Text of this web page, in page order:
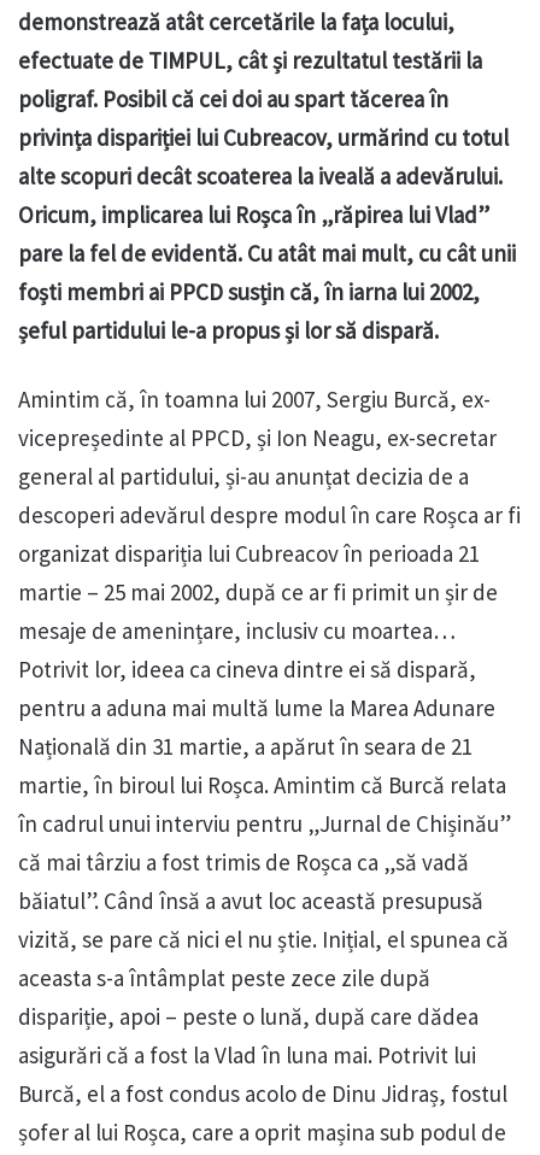
demonstrează atât cercetările la fața locului,
efectuate de TIMPUL, cât și rezultatul testării la
poligraf. Posibil că cei doi au spart tăcerea în
privința dispariției lui Cubreacov, urmărind cu totul
alte scopuri decât scoaterea la iveală a adevărului.
Oricum, implicarea lui Roșca în „răpirea lui Vlad”
pare la fel de evidentă. Cu atât mai mult, cu cât unii
foști membri ai PPCD susțin că, în iarna lui 2002,
șeful partidului le-a propus și lor să dispară.
Amintim că, în toamna lui 2007, Sergiu Burcă, ex-
vicepreședinte al PPCD, și Ion Neagu, ex-secretar
general al partidului, și-au anunțat decizia de a
descoperi adevărul despre modul în care Roșca ar fi
organizat dispariția lui Cubreacov în perioada 21
martie – 25 mai 2002, după ce ar fi primit un șir de
mesaje de amenințare, inclusiv cu moartea…
Potrivit lor, ideea ca cineva dintre ei să dispară,
pentru a aduna mai multă lume la Marea Adunare
Națională din 31 martie, a apărut în seara de 21
martie, în biroul lui Roșca. Amintim că Burcă relata
în cadrul unui interviu pentru „Jurnal de Chișinău”
că mai târziu a fost trimis de Roșca ca „să vadă
băiatul”. Când însă a avut loc această presupusă
vizită, se pare că nici el nu știe. Inițial, el spunea că
aceasta s-a întâmplat peste zece zile după
dispariție, apoi – peste o lună, după care dădea
asigurări că a fost la Vlad în luna mai. Potrivit lui
Burcă, el a fost condus acolo de Dinu Jidraș, fostul
șofer al lui Roșca, care a oprit mașina sub podul de